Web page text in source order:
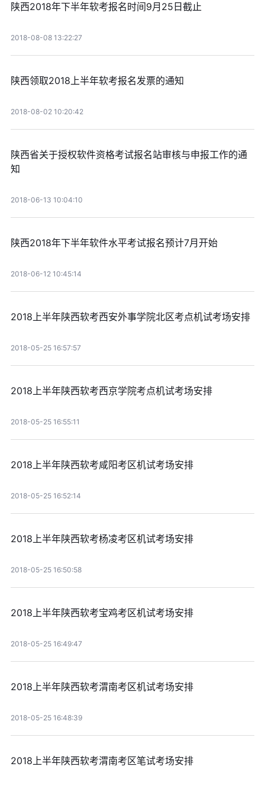
陕西2018年下半年软考报名时间9月25日截止
2018-08-08 13:22:27
陕西领取2018上半年软考报名发票的通知
2018-08-02 10:20:42
陕西省关于授权软件资格考试报名站审核与申报工作的通
知
2018-06-13 10:04:10
陕西2018年下半年软件水平考试报名预计7月开始
2018-06-12 10:45:14
2018上半年陕西软考西安外事学院北区考点机试考场安排
2018-05-25 16:57:57
2018上半年陕西软考西京学院考点机试考场安排
2018-05-25 16:55:11
2018上半年陕西软考咸阳考区机试考场安排
2018-05-25 16:52:14
2018上半年陕西软考杨凌考区机试考场安排
2018-05-25 16:50:58
2018上半年陕西软考宝鸡考区机试考场安排
2018-05-25 16:49:47
2018上半年陕西软考渭南考区机试考场安排
2018-05-25 16:48:39
2018上半年陕西软考渭南考区笔试考场安排